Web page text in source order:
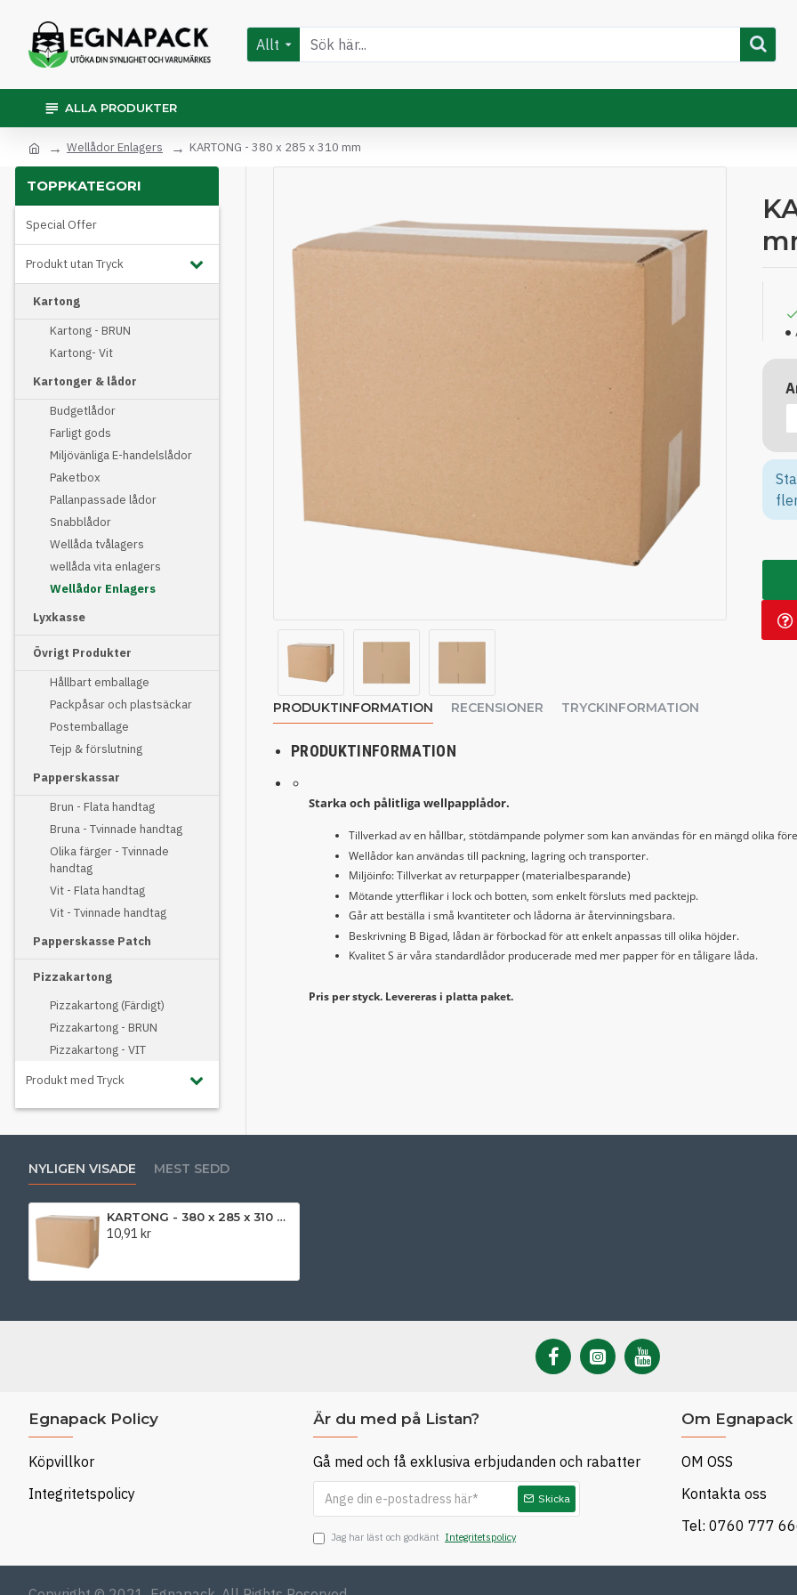
Allt
ALLA PRODUKTER
Wellådor Enlagers KARTONG - 380 x 285 x 310 mm
TOPPKATEGORI
Special Offer
Produkt utan Tryck
Kartong
Kartong - BRUN
Kartong- Vit
Kartonger & lådor
Budgetlådor
Farligt gods
Miljövänliga E-handelslådor
Paketbox
Pallanpassade lådor
Snabblådor
Wellåda tvålagers
wellåda vita enlagers
Wellådor Enlagers
Lyxkasse
Övrigt Produkter
Hållbart emballage
Packpåsar och plastsäckar
Postemballage
Tejp & förslutning
Papperskassar
Brun - Flata handtag
Bruna - Tvinnade handtag
Olika färger - Tvinnade
handtag
Vit - Flata handtag
Vit - Tvinnade handtag
Papperskasse Patch
Pizzakartong
Pizzakartong (Färdigt)
Pizzakartong - BRUN
Pizzakartong - VIT
Produkt med Tryck
PRODUKTINFORMATION RECENSIONER TRYCKINFORMATION
PRODUKTINFORMATION
Starka och pålitliga wellpapplådor.
Tillverkad av en hållbar, stötdämpande polymer som kan användas för en mängd olika
Wellådor kan användas till packning, lagring och transporter.
Miljöinfo: Tillverkat av returpapper (materialbesparande)
Mötande ytterflikar i lock och botten, som enkelt försluts med packtejp.
Går att beställa i små kvantiteter och lådorna är återvinningsbara.
Beskrivning B Bigad, lådan är förbockad för att enkelt anpassas till olika höjder.
Kvalitet S är våra standardlådor producerade med mer papper för en tåligare låda.
Pris per styck. Levereras i platta paket.
NYLIGEN VISADE MEST SEDD
KARTONG - 380 x 285 x 310 mm
10,91 kr
Egnapack Policy
Köpvillkor
Integritetspolicy
Är du med på Listan?
Gå med och få exklusiva erbjudanden och rabatter
Skicka
Jag har läst och godkänt Integritetspolicy
Om Egnapack
OM OSS
Kontakta oss
Tel: 0760 777